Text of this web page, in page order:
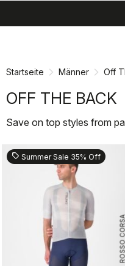
Startseite Männer Off
OFF THE BACK
Save on top styles from
ROSSO CORSA
sell Summer Sale 35% Off